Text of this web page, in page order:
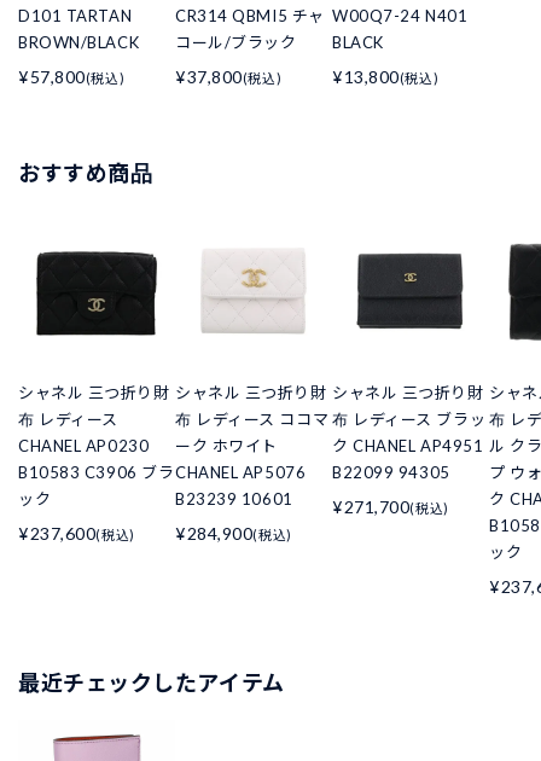
D101 TARTAN
BROWN/BLACK
¥57,800(税込)
CR314 QBMI5 チャ
コール/ブラック
¥37,800(税込)
W00Q7-24 N401
BLACK
¥13,800(税込)
おすすめ商品
シャネル 三つ折り財
布 レディース
CHANEL AP0230
B10583 C3906 ブラ
ック
¥237,600(税込)
シャネル 三つ折り財
布 レディース ココマ
ーク ホワイト
CHANEL AP5076
B23239 10601
¥284,900(税込)
シャネル 三つ折り財
布 レディース ブラッ
ク CHANEL AP4951
B22099 94305
¥271,700(税込)
シャ
布 レ
ル ク
プ ウ
ク
ック
最近チェックしたアイテム